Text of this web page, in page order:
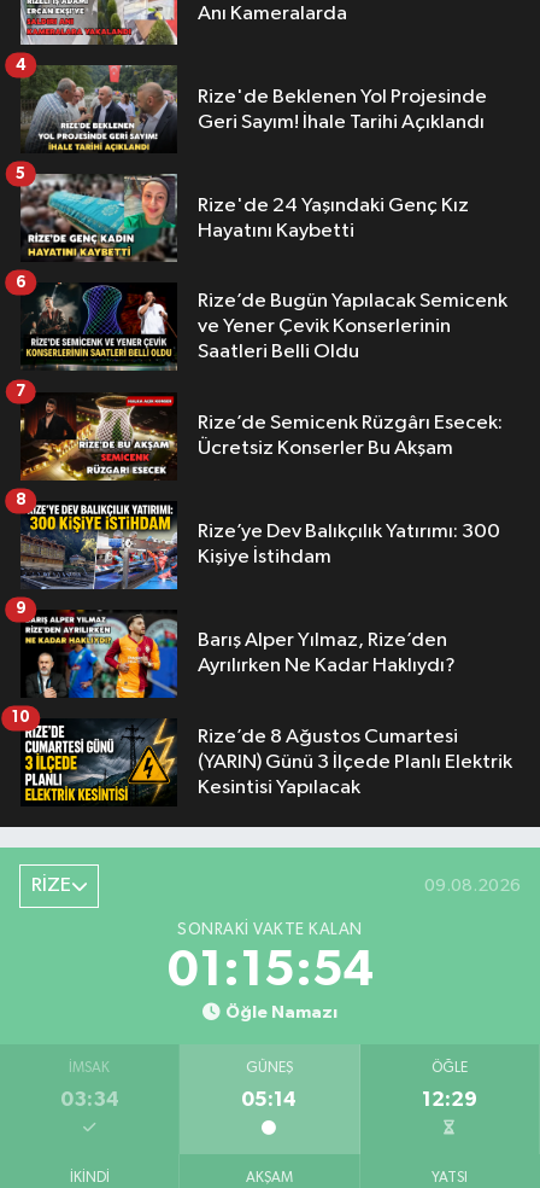
Anı Kameralarda
Rize'de Beklenen Yol Projesinde
Geri Sayım! İhale Tarihi Açıklandı
4
Rize'de 24 Yaşındaki Genç Kız
Hayatını Kaybetti
5
Rize’de Bugün Yapılacak Semicenk
ve Yener Çevik Konserlerinin
Saatleri Belli Oldu
6
Rize’de Semicenk Rüzgârı Esecek:
Ücretsiz Konserler Bu Akşam
7
Rize’ye Dev Balıkçılık Yatırımı: 300
Kişiye İstihdam
8
Barış Alper Yılmaz, Rize’den
Ayrılırken Ne Kadar Haklıydı?
9
Rize’de 8 Ağustos Cumartesi
(YARIN) Günü 3 İlçede Planlı Elektrik
Kesintisi Yapılacak
10
RİZE 09.08.2026
SONRAKI VAKTE KALAN
01:15:53
Öğle Namazı
İMSAK
03:34
GÜNEŞ
05:14
ÖĞLE
12:29
İKINDI AKŞAM YATSI